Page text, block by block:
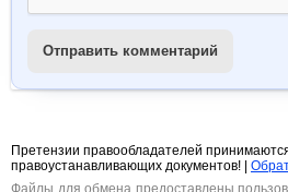
Отправить комментарий
Претензии правообладателей
правоустанавливающих документов! |
Файлы для обмена предоставлены